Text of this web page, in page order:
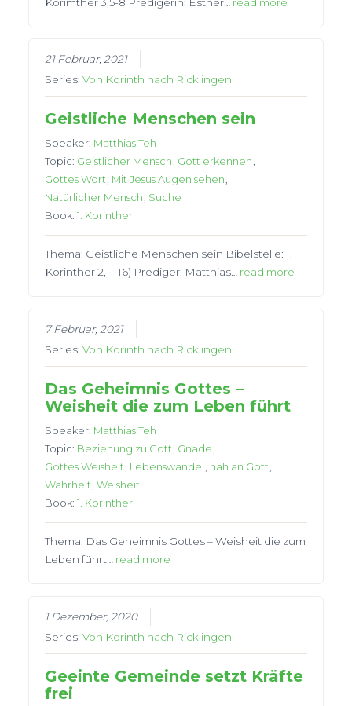
21 Februar, 2021
Series:Von Korinth nach Ricklingen
Geistliche Menschen sein
Speaker: Matthias Teh
Topic: Geistlicher Mensch, Gott erkennen,
Gottes Wort, Mit Jesus Augen sehen,
Natürlicher Mensch, Suche
Book:1. Korinther
Thema: Geistliche Menschen sein Bibelstelle: 1.
Korinther 2,11-16) Prediger: Matthias… read more
7 Februar, 2021
Series:Von Korinth nach Ricklingen
Das Geheimnis Gottes –
Weisheit die zum Leben führt
Speaker: Matthias Teh
Topic: Beziehung zu Gott, Gnade,
Gottes Weisheit, Lebenswandel, nah an Gott,
Wahrheit,Weisheit
Book:1. Korinther
Thema: Das Geheimnis Gottes – Weisheit die zum
Leben führt… read more
1 Dezember, 2020
Series:Von Korinth nach Ricklingen
Geeinte Gemeinde setzt Kräfte
frei